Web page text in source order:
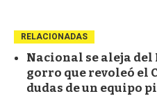
RELACIONADAS
Nacional se aleja del
gorro que revoleó el
dudas de un equipo